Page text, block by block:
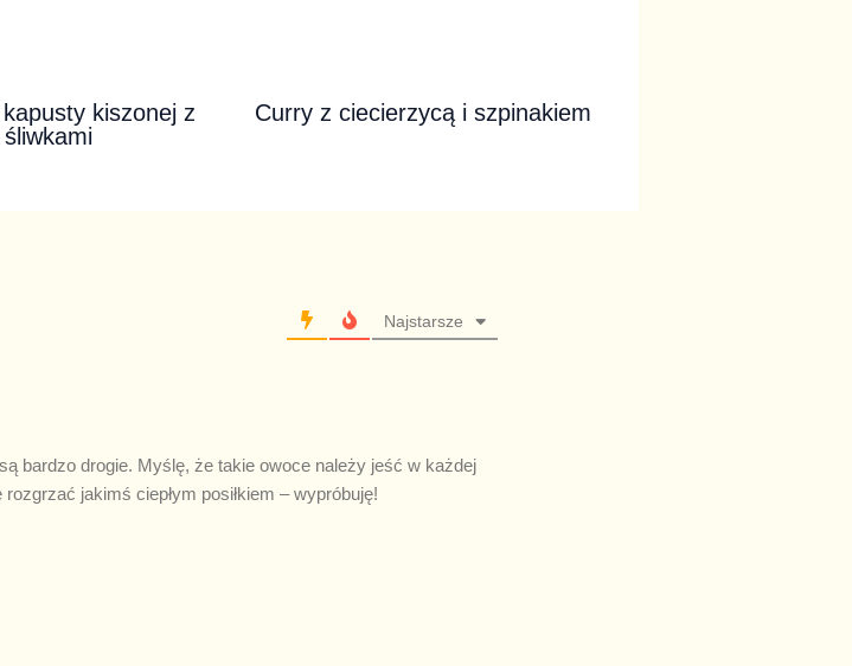
kiszonej z
Curry z ciecierzycą i szpinakiem
Najstarsze
bardzo drogie. Myślę, że takie owoce należy jeść w każdej
jakimś ciepłym posiłkiem – wypróbuję!